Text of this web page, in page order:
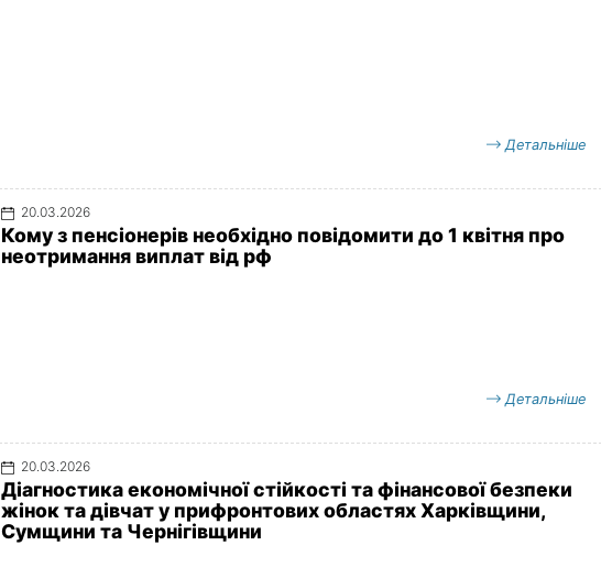
Детальніше
20.03.2026
Кому з пенсіонерів необхідно повідомити до 1 квітня про
неотримання виплат від рф
Детальніше
20.03.2026
Діагностика економічної стійкості та фінансової безпеки
жінок та дівчат у прифронтових областях Харківщини,
Сумщини та Чернігівщини